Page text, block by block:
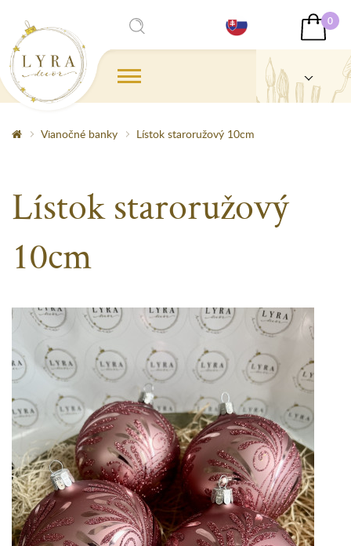
0
Vianočné banky Lístok staroružový 10cm
Lístok staroružový
10cm